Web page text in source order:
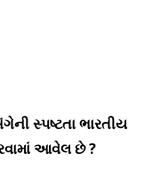
સ્પષ્ટતા ભારતીય
આવેલ છે ?